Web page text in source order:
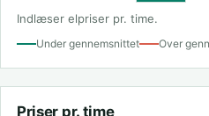
Indlæser elpriser pr. time.
Under gennemsnittet Over
Priser pr. time